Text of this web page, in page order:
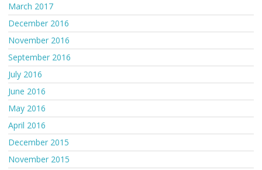
March 2017
December 2016
November 2016
September 2016
July 2016
June 2016
May 2016
April 2016
December 2015
November 2015